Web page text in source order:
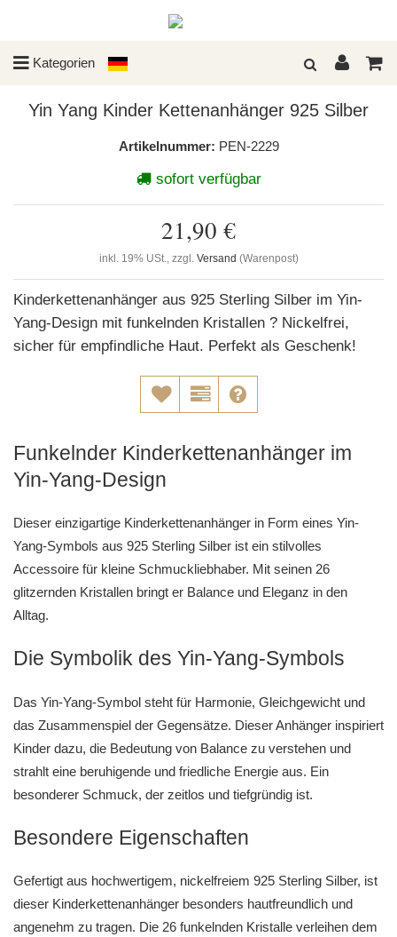
Kategorien
Yin Yang Kinder Kettenanhänger 925 Silber
Artikelnummer: PEN-2229
sofort verfügbar
21,90 €
inkl. 19% USt., zzgl. Versand (Warenpost)
Kinderkettenanhänger aus 925 Sterling Silber im Yin-
Yang-Design mit funkelnden Kristallen ? Nickelfrei,
sicher für empfindliche Haut. Perfekt als Geschenk!
Funkelnder Kinderkettenanhänger im
Yin-Yang-Design
Dieser einzigartige Kinderkettenanhänger in Form eines Yin-
Yang-Symbols aus 925 Sterling Silber ist ein stilvolles
Accessoire für kleine Schmuckliebhaber. Mit seinen 26
glitzernden Kristallen bringt er Balance und Eleganz in den
Alltag.
Die Symbolik des Yin-Yang-Symbols
Das Yin-Yang-Symbol steht für Harmonie, Gleichgewicht und
das Zusammenspiel der Gegensätze. Dieser Anhänger inspiriert
Kinder dazu, die Bedeutung von Balance zu verstehen und
strahlt eine beruhigende und friedliche Energie aus. Ein
besonderer Schmuck, der zeitlos und tiefgründig ist.
Besondere Eigenschaften
Gefertigt aus hochwertigem, nickelfreiem 925 Sterling Silber, ist
dieser Kinderkettenanhänger besonders hautfreundlich und
angenehm zu tragen. Die 26 funkelnden Kristalle verleihen dem